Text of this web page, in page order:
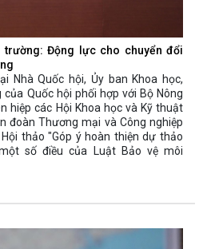
trường: Động lực cho chuyển đổi
Nhà Quốc hội, Ủy ban Khoa học,
Quốc hội phối hợp với Bộ Nông
hiệp các Hội Khoa học và Kỹ thuật
đoàn Thương mại và Công nghiệp
thảo "Góp ý hoàn thiện dự thảo
số điều của Luật Bảo vệ môi